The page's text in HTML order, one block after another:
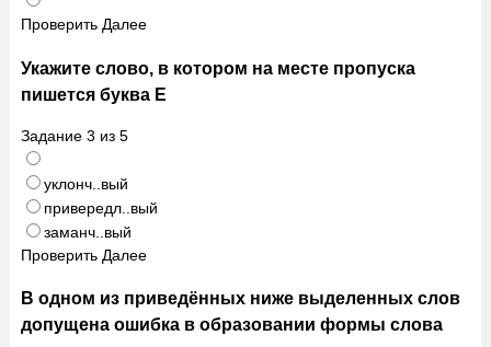
Проверить Далее
Укажите слово, в котором на месте пропуска
пишется буква Е
Задание 3 из 5
уклонч..вый
привередл..вый
заманч..вый
Проверить Далее
В одном из приведённых ниже выделенных слов
допущена ошибка в образовании формы слова